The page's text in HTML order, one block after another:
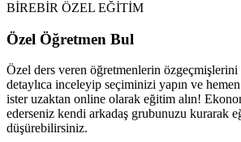
BİREBİR ÖZEL EĞİTİM
Özel Öğretmen Bul
Özel ders veren öğretmenlerin
detaylıca inceleyip seçiminizi yapın ve
ister uzaktan online olarak eğitim alın!
ederseniz kendi arkadaş grubunuzu kurarak
düşürebilirsiniz.